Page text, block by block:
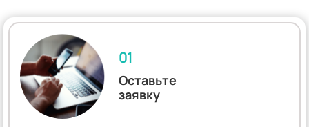
01
Оставьте
заявку